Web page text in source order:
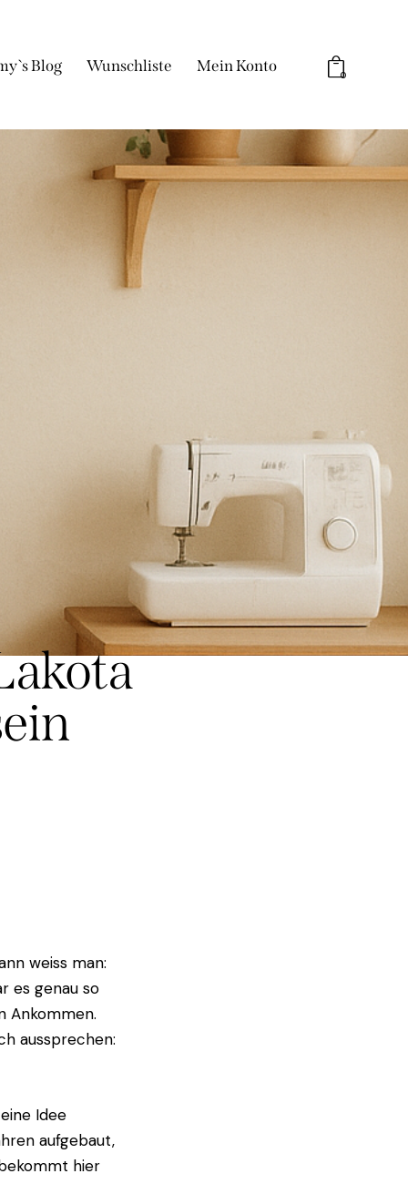
Blog Wunschliste Mein Konto 0
weiss man:
es genau so
Ankommen.
aussprechen:
Idee
aufgebaut,
hier